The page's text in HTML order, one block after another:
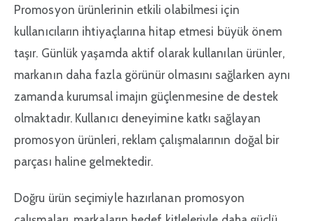
Promosyon ürünlerinin etkili olabilmesi için
kullanıcıların ihtiyaçlarına hitap etmesi büyük önem
taşır. Günlük yaşamda aktif olarak kullanılan ürünler,
markanın daha fazla görünür olmasını sağlarken aynı
zamanda kurumsal imajın güçlenmesine de destek
olmaktadır. Kullanıcı deneyimine katkı sağlayan
promosyon ürünleri, reklam çalışmalarının doğal bir
parçası haline gelmektedir.
Doğru ürün seçimiyle hazırlanan promosyon